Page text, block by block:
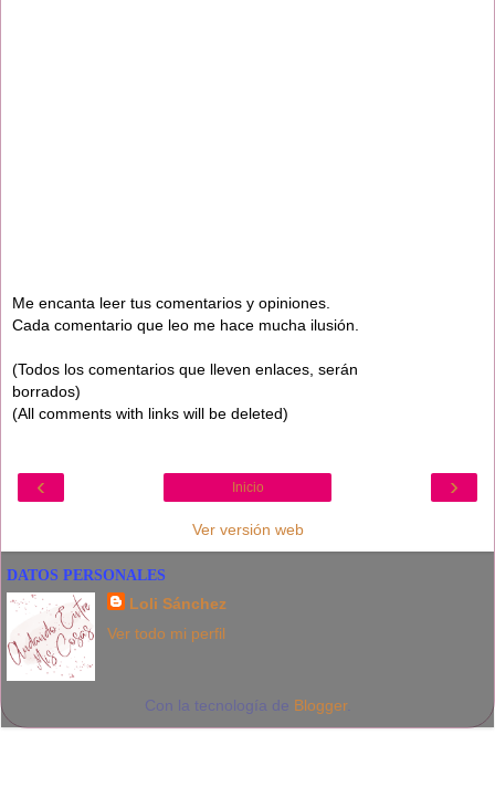
Me encanta leer tus comentarios y opiniones.
Cada comentario que leo me hace mucha ilusión.
(Todos los comentarios que lleven enlaces, serán
borrados)
(All comments with links will be deleted)
‹ ›
Inicio
Ver versión web
DATOS PERSONALES
Loli Sánchez
Ver todo mi perfil
Con la tecnología de Blogger.